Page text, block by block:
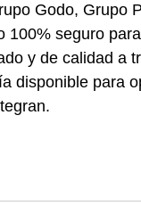
Godo, Grupo
seguro
y de calidad a
disponible para